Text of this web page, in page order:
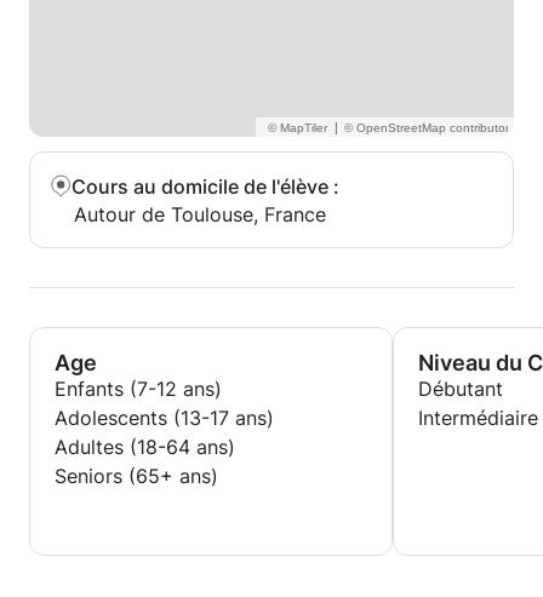
|
Cours au domicile de l'élève :
Autour de Toulouse, France
Age
Enfants (7-12 ans)
Adolescents (13-17 ans)
Adultes (18-64 ans)
Seniors (65+ ans)
Niveau du
Débutant
Intermédiaire